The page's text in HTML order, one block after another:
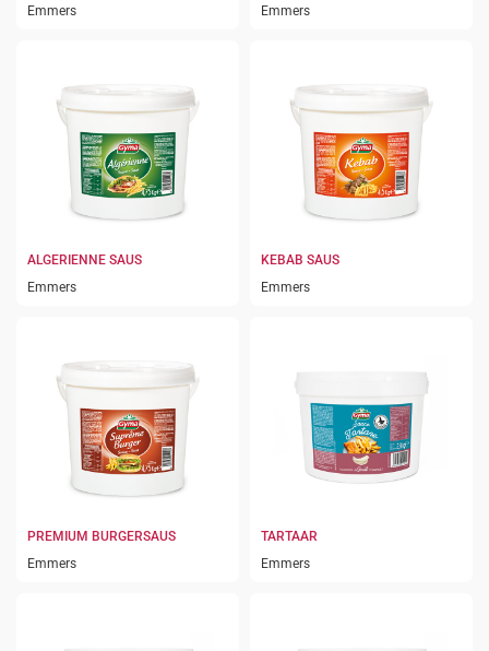
Emmers
Emmers
ALGERIENNE SAUS
Emmers
KEBAB SAUS
Emmers
PREMIUM BURGERSAUS
Emmers
TARTAAR
Emmers